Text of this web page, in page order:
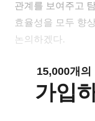
관계를 보여주고
효율성을 모두 향
논의하겠다.
15,000개의
가입